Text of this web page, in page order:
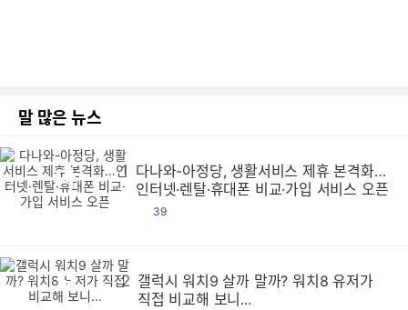
말 많은 뉴스
1 다나와-아정당, 생활서비스 제휴 본격화…
인터넷·렌탈·휴대폰 비교·가입 서비스 오픈
댓
39
다
다
다
다
다
다
다
다
다
다
다
다
다
다
다
다
다
다
다
다
다
다
다
다
다
다
다
다
다
다
다
다
다
다
다
다
다
다
다
다
다
다
다
다
다
다
다
다
다
다
다
다
다
다
다
다
다
다
다
다
다
다
다
다
다
다
다
다
다
다
다
다
다
다
다
다
다
다
다
다
다
다
다
다
다
다
다
다
다
다
다
다
다
다
다
다
다
다
다
다
다
다
다
다
다
다
다
다
다
다
다
다
다
다
다
다
다
다
다
다
다
다
다
다
다
다
다
다
다
다
다
다
다
다
다
다
다
다
다
다
다
다
다
다
다
다
다
다
다
다
다
다
다
다
다
다
다
다
다
다
다
다
다
다
다
다
다
다
다
다
다
다
다
다
다
다
다
다
다
다
다
다
다
다
다
다
다
다
다
다
다
다
다
다
다
다
다
다
다
다
다
다
다
다
다
다
다
다
다
다
다
다
다
다
다
다
다
다
다
다
다
다
다
다
다
다
다
다
다
다
다
다
다
다
다
다
다
다
다
다
다
다
다
다
다
다
다
다
다
다
다
다
다
다
다
다
다
다
다
다
다
다
다
다
다
다
다
다
다
다
다
다
다
다
다
다
다
다
다
다
다
다
다
다
다
다
다
다
다
다
다
다
다
다
다
다
다
다
다
다
다
다
다
다
다
다
다
다
다
다
다
다
다
다
다
다
다
다
다
다
다
다
다
다
다
다
다
다
다
다
다
다
다
다
다
다
다
다
다
다
다
다
다
다
다
다
다
다
다
다
다
다
다
다
다
다
다
다
다
다
다
다
다
다
다
다
다
다
다
다
다
다
다
다
다
다
다
다
다
다
다
다
다
다
다
다
다
다
다
다
다
다
다
다
다
다
다
다
다
다
다
다
다
다
다
다
다
다
다
다
다
다
다
다
다
다
다
다
다
다
다
다
다
다
다
다
다
다
다
다
다
다
다
다
다
다
다
다
다
다
다
다
다
다
다
다
다
다
다
다
다
다
다
다
다
다
다
다
다
다
다
다
다
다
다
다
다
다
다
다
다
다
다
다
다
다
다
다
다
다
다
다
다
2 갤럭시 워치9 살까 말까? 워치8 유저가
직접 비교해 보니...
갤
갤
갤
갤
갤
갤
갤
갤
갤
갤
갤
갤
갤
갤
갤
갤
갤
갤
갤
갤
갤
갤
갤
갤
갤
갤
갤
갤
갤
갤
갤
갤
갤
갤
갤
갤
갤
갤
갤
갤
갤
갤
갤
갤
갤
갤
갤
갤
갤
갤
갤
갤
갤
갤
갤
갤
갤
갤
갤
갤
갤
갤
갤
갤
갤
갤
갤
갤
갤
갤
갤
갤
갤
갤
갤
갤
갤
갤
갤
갤
갤
갤
갤
갤
갤
갤
갤
갤
갤
갤
갤
갤
갤
갤
갤
갤
갤
갤
갤
갤
갤
갤
갤
갤
갤
갤
갤
갤
갤
갤
갤
갤
갤
갤
갤
갤
갤
갤
갤
갤
갤
갤
갤
갤
갤
갤
갤
갤
갤
갤
갤
갤
갤
갤
갤
갤
갤
갤
갤
갤
갤
갤
갤
갤
갤
갤
갤
갤
갤
갤
갤
갤
갤
갤
갤
갤
갤
갤
갤
갤
갤
갤
갤
갤
갤
갤
갤
갤
갤
갤
갤
갤
갤
갤
갤
갤
갤
갤
갤
갤
갤
갤
갤
갤
갤
갤
갤
갤
갤
갤
갤
갤
갤
갤
갤
갤
갤
갤
갤
갤
갤
갤
갤
갤
갤
갤
갤
갤
갤
갤
갤
갤
갤
갤
갤
갤
갤
갤
갤
갤
갤
갤
갤
갤
갤
갤
갤
갤
갤
갤
갤
갤
갤
갤
갤
갤
갤
갤
갤
갤
갤
갤
갤
갤
갤
갤
갤
갤
갤
갤
갤
갤
갤
갤
갤
갤
갤
갤
갤
갤
갤
갤
갤
갤
갤
갤
갤
갤
갤
갤
갤
갤
갤
갤
갤
갤
갤
갤
갤
갤
갤
갤
갤
갤
갤
갤
갤
갤
갤
갤
갤
갤
갤
갤
갤
갤
갤
갤
갤
갤
갤
갤
갤
갤
갤
갤
갤
갤
갤
갤
갤
갤
갤
갤
갤
갤
갤
갤
갤
갤
갤
갤
갤
갤
갤
갤
갤
갤
갤
갤
갤
갤
갤
갤
갤
갤
갤
갤
갤
갤
갤
갤
갤
갤
갤
갤
갤
갤
갤
갤
갤
갤
갤
갤
갤
갤
갤
갤
갤
갤
갤
갤
갤
갤
갤
갤
갤
갤
갤
갤
갤
갤
갤
갤
갤
갤
갤
갤
갤
갤
갤
갤
갤
갤
갤
갤
갤
갤
갤
갤
갤
갤
갤
갤
갤
갤
갤
갤
갤
갤
갤
갤
갤
갤
갤
갤
갤
갤
갤
갤
갤
갤
갤
갤
갤
갤
갤
갤
갤
갤
갤
갤
갤
갤
갤
갤
갤
갤
갤
갤
갤
갤
갤
갤
갤
갤
갤
갤
갤
갤
갤
갤
갤
갤
갤
갤
갤
갤
갤
갤
갤
갤
갤
갤
갤
갤
갤
갤
갤
갤
갤
갤
갤
갤
갤
갤
갤
갤
갤
갤
갤
갤
갤
갤
갤
갤
갤
갤